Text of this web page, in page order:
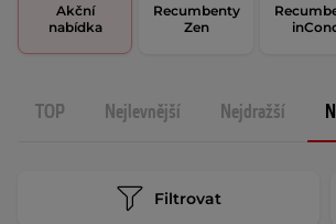
Akční
nabídka
Recumbenty
Zen
TOP Nejlevnější Nejdražší
Filtrovat